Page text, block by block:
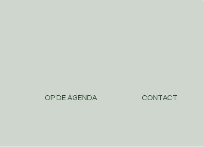
OP DE AGENDA CONTACT